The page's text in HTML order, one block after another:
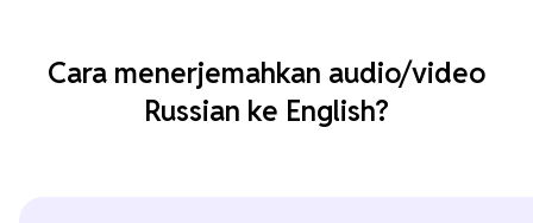
Cara menerjemahkan audio/video
Russian ke English?